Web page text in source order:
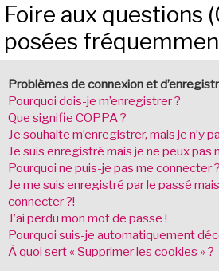
Foire aux questions
posées
Problèmes de connexion et
Pourquoi dois-je m’enregistrer ?
Que signifie COPPA ?
Je souhaite m’enregistrer, mais je n’y
Je suis enregistré mais je ne peux pas
Pourquoi ne puis-je pas me connecter ?
Je me suis enregistré par le passé
connecter ?!
J’ai perdu mon mot de passe !
Pourquoi suis-je automatiquement
À quoi sert « Supprimer les cookies » ?